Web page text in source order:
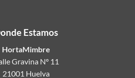
Estamos
HortaMimbre
Gravina Nº 11
21001 Huelva